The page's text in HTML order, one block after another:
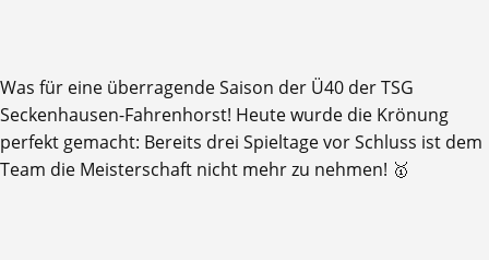
​Was für eine überragende Saison der Ü40 der TSG
Seckenhausen-Fahrenhorst! Heute wurde die Krönung
perfekt gemacht: Bereits drei Spieltage vor Schluss ist dem
Team die Meisterschaft nicht mehr zu nehmen! 🥇